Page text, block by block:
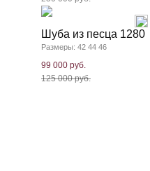
Шуба из песца 1280
Размеры: 42 44 46
99 000 руб.
125 000 руб.